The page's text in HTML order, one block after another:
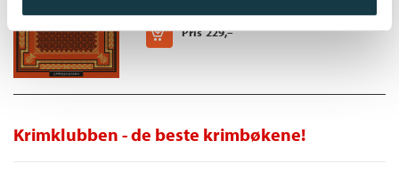
Pris 229,–
Kjøp
Krimklubben - de beste krimbøkene!